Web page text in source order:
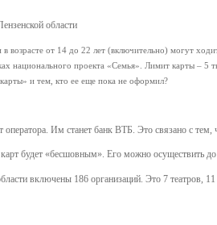
области
от 14 до 22 лет (включительно) могут
национального проекта «Семья». Лимит карты –
и тем, кто ее еще пока не оформил?
Им станет банк ВТБ. Это связано с
будет «бесшовным». Его можно осуществить до
включены 186 организаций. Это 7 театров,